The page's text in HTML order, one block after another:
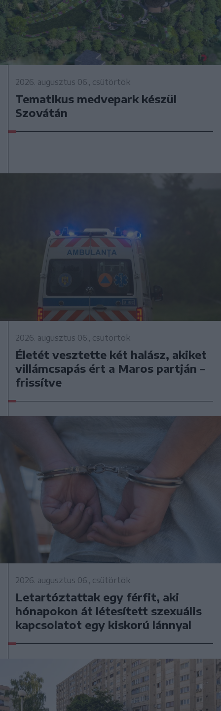
2026. augusztus 06., csütörtök
Tematikus medvepark készül
Szovátán
2026. augusztus 06., csütörtök
Életét vesztette két halász, akiket
villámcsapás ért a Maros partján –
frissítve
2026. augusztus 06., csütörtök
Letartóztattak egy férfit, aki
hónapokon át létesített szexuális
kapcsolatot egy kiskorú lánnyal